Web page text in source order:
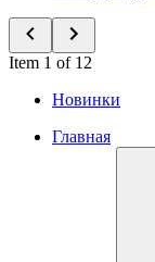
Item 1 of 12
Новинки
Главная